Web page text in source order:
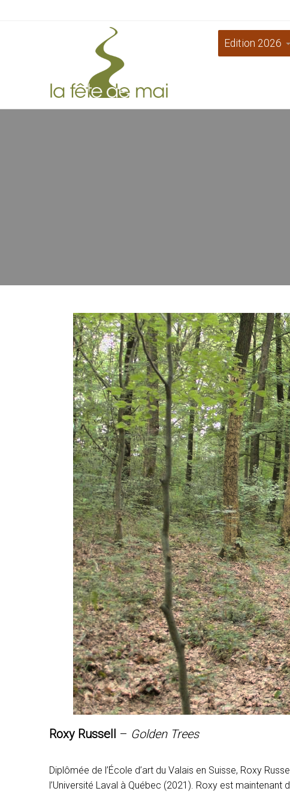
Edition 2026
Roxy Russell – Golden Trees
Diplômée de l’École d’art du Valais en Suisse, Roxy
l’Université Laval à Québec (2021). Roxy est